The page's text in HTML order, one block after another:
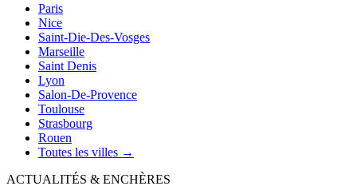
Paris
Nice
Saint-Die-Des-Vosges
Marseille
Saint Denis
Lyon
Salon-De-Provence
Toulouse
Strasbourg
Rouen
Toutes les villes →
ACTUALITÉS & ENCHÈRES